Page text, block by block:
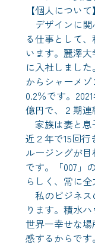
【個人について】
デザインに関
る仕事として
います。麗澤
に入社しまし
からシャーメ
0.2％です。
億円で、２期連
家族は妻と息
近２年で15回
ルージングが
です。「007」
らしく、常に
私のビジネス
ります。積水
世界一幸せな
感するからで